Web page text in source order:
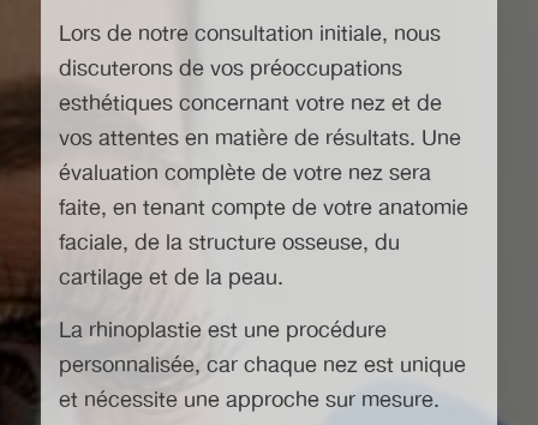
Lors de notre consultation initiale, nous
discuterons de vos préoccupations
esthétiques concernant votre nez et de
vos attentes en matière de résultats. Une
évaluation complète de votre nez sera
faite, en tenant compte de votre anatomie
faciale, de la structure osseuse, du
cartilage et de la peau.
La rhinoplastie est une procédure
personnalisée, car chaque nez est unique
et nécessite une approche sur mesure.